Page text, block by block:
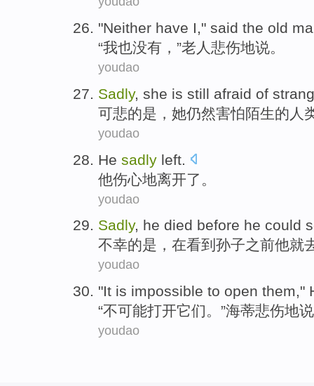
"Neither have I," said the old
“我也没有，”老人 悲伤地说。
youdao
Sadly, she is still afraid of
可悲的是 ， 她仍然害怕陌生的 人
youdao
He sadly left
他伤心地离开了 。
youdao
Sadly, he died before he could
不幸的是，在看到 孙子之前他就
youdao
"It is impossible to open them,"
“不可能打开它们。”海蒂悲伤地说
youdao